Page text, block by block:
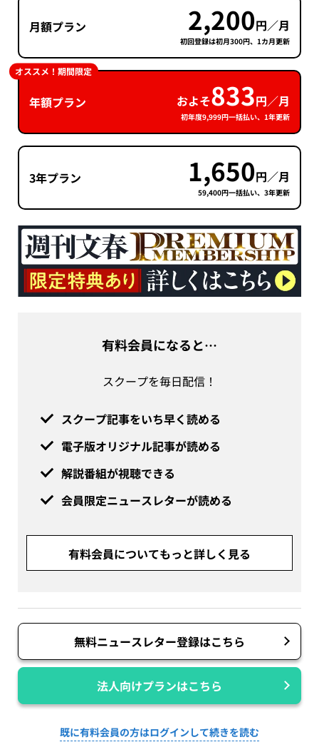
月額プラン 2,200円／月
初回登録は初月300円、1カ月更新
年額プラン およそ833円／月
初年度9,999円一括払い、1年更新
オススメ！期間限定
3年プラン 1,650円／月
59,400円一括払い、3年更新
有料会員になると…
スクープを毎日配信！
スクープ記事をいち早く読める
電子版オリジナル記事が読める
解説番組が視聴できる
会員限定ニュースレターが読める
有料会員についてもっと詳しく見る
無料ニュースレター登録はこちら
法人向けプランはこちら
既に有料会員の方はログインして続きを読む